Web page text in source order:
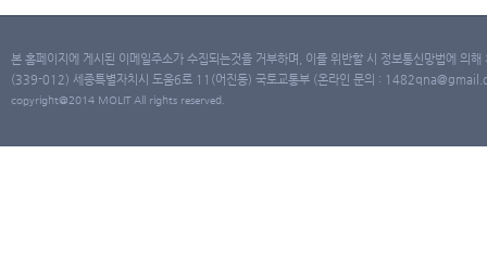
본 홈페이지에 게시된 이메일주소가 수집되는것을 거부하며, 이를 위반할 시 정보통신망법에 의
(339-012) 세종특별자치시 도움6로 11(어진동) 국토교통부 (온라인 문의 :
copyright@2014 MOLIT All rights reserved.